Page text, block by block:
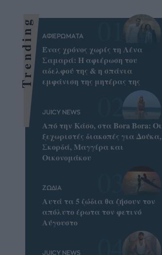
Trending ΑΦΙΕΡΩΜΑΤΑ
Ένας χρόνος χωρίς τη Λένα
Σαμαρά: Η αφιέρωση του
αδελφού της & η σπάνια
εμφάνιση της μητέρας της
JUICY NEWS
Από την Κάσο, στα Bora Bora: Οι
ξεχωριστές διακοπές για Δούκα,
Σκορδά, Μαγγίρα και
Οικονομάκου
ΖΩΔΙΑ
Αυτά τα 5 ζώδια θα ζήσουν τον
απόλυτο έρωτα τον φετινό
Αύγουστο
JUICY NEWS